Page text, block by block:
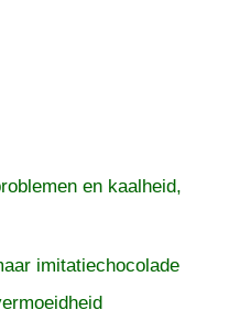
en kaalheid,
imitatiechocolade